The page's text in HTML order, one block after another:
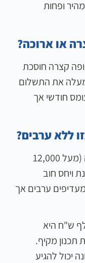
ופחות
או ארוכה?
קצרה חוסכת
את התשלום
חודשי אך
ללא ערבים?
כן, אפשרי למי שיש הכנסה גבוהה (מעל 12,000
ויחס חוב
ערבים אך
של 400 אלף ש"ח היא
תכנון מקיף.
יכול להגיע